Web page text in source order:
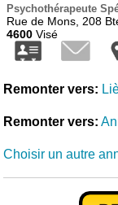
Psychothérapeute
Rue de Mons, 208
4600 Visé
Remonter vers:
Remonter vers:
Choisir un autre